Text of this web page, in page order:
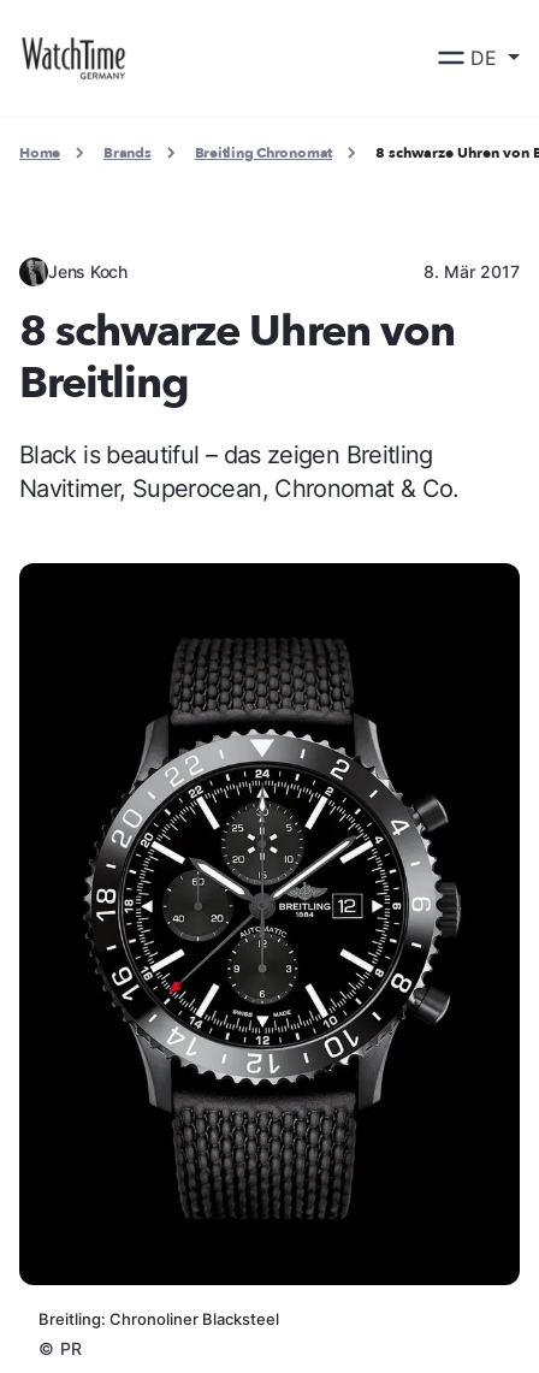
DE
Home Brands Breitling Chronomat 8 schwarze Uhren von
Jens Koch 8. Mär 2017
8 schwarze Uhren von
Breitling
Black is beautiful – das zeigen Breitling
Navitimer, Superocean, Chronomat & Co.
Breitling: Chronoliner Blacksteel
© PR